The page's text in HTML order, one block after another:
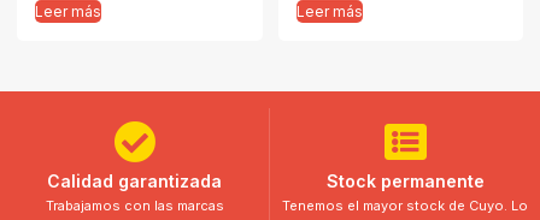
Leer más Leer más
Calidad garantizada
Trabajamos con las marcas
Stock permanente
Tenemos el mayor stock de Cuyo. Lo